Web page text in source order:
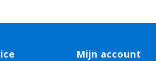
Mijn account